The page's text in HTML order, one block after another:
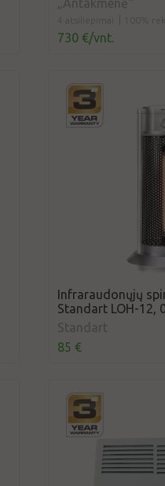
„Antakmenė“
730 €/vnt.
Infraraudonųjų
Standart LOH-12,
Standart
85 €